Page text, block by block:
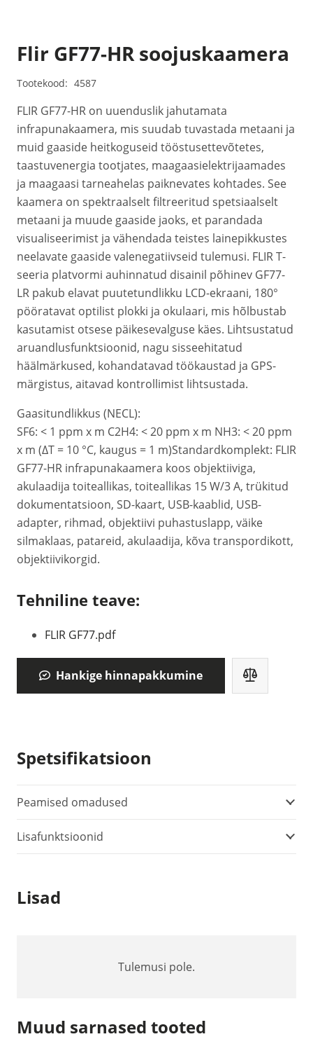
Flir GF77-HR soojuskaamera
Tootekood: 4587
FLIR GF77-HR on uuenduslik jahutamata
infrapunakaamera, mis suudab tuvastada metaani ja
muid gaaside heitkoguseid tööstusettevõtetes,
taastuvenergia tootjates, maagaasielektrijaamades
ja maagaasi tarneahelas paiknevates kohtades. See
kaamera on spektraalselt filtreeritud spetsiaalselt
metaani ja muude gaaside jaoks, et parandada
visualiseerimist ja vähendada teistes lainepikkustes
neelavate gaaside valenegatiivseid tulemusi. FLIR T-
seeria platvormi auhinnatud disainil põhinev GF77-
LR pakub elavat puutetundlikku LCD-ekraani, 180°
pööratavat optilist plokki ja okulaari, mis hõlbustab
kasutamist otsese päikesevalguse käes. Lihtsustatud
aruandlusfunktsioonid, nagu sisseehitatud
häälmärkused, kohandatavad töökaustad ja GPS-
märgistus, aitavad kontrollimist lihtsustada.
Gaasitundlikkus (NECL):
SF6: < 1 ppm x m C2H4: < 20 ppm x m NH3: < 20 ppm
x m (ΔT = 10 °C, kaugus = 1 m)Standardkomplekt: FLIR
GF77-HR infrapunakaamera koos objektiiviga,
akulaadija toiteallikas, toiteallikas 15 W/3 A, trükitud
dokumentatsioon, SD-kaart, USB-kaablid, USB-
adapter, rihmad, objektiivi puhastuslapp, väike
silmaklaas, patareid, akulaadija, kõva transpordikott,
objektiivikorgid.
Tehniline teave:
FLIR GF77.pdf
Hankige hinnapakkumine
Spetsifikatsioon
Peamised omadused
Lisafunktsioonid
Lisad
Tulemusi pole.
Muud sarnased tooted